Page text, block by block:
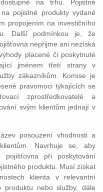
na trhu. Pojistné
pojistné produkty vydané
propojením na investičního
Další podmínkou je, že
nepřijme ani nezíská
placené či poskytnuté
jménem třetí strany v
zákazníkům. Komise je
pravomoci týkajících se
zprostředkovatelé a
svým klientům jednají v
posouzení vhodnosti a
Navrhuje se, aby
pojišťovna při poskytování
produktu. Musí získat
klienta v relevantní
nebo služby, dále